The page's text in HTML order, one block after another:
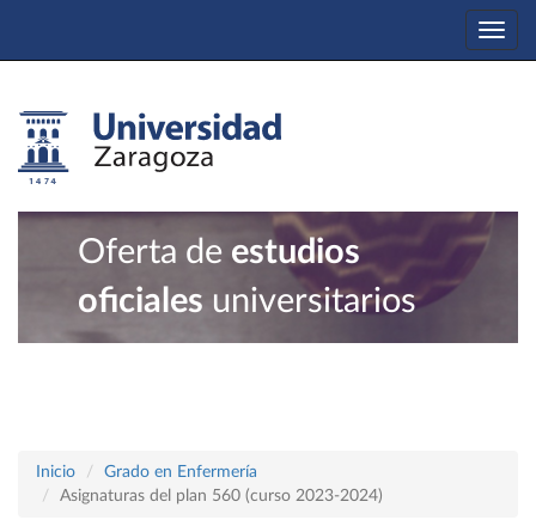
Oferta de estudios
oficiales universitarios
Inicio
Grado en Enfermería
Asignaturas del plan 560 (curso 2023-2024)